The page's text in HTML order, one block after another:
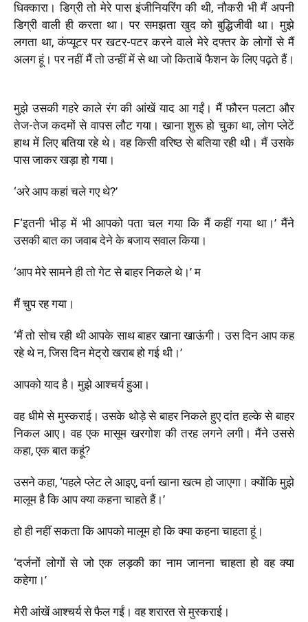
धिक्कारा। डिग्री तो मेरे पास इंजीनियरिंग की थी, नौकरी भी मैं अपनी
डिग्री वाली ही करता था। पर समझता खुद को बुद्धिजीवी था। मुझे
लगता था, कंप्यूटर पर खटर-पटर करने वाले मेरे दफ्तर के लोगों से मैं
अलग हूं। पर नहीं मैं तो उन्हीं में से था जो किताबें फैशन के लिए पढ़ते हैं।
मुझे उसकी गहरे काले रंग की आंखें याद आ गईं। मैं फौरन पलटा और
तेज-तेज कदमों से वापस लौट गया। खाना शुरू हो चुका था, लोग प्लेटें
हाथ में लिए बतिया रहे थे। वह किसी वरिष्ठ से बतिया रही थी। मैं उसके
पास जाकर खड़ा हो गया।
‘अरे आप कहां चले गए थे?’
F‘इतनी भीड़ में भी आपको पता चल गया कि मैं कहीं गया था।’ मैंने
उसकी बात का जवाब देने के बजाय सवाल किया।
‘आप मेरे सामने ही तो गेट से बाहर निकले थे।’ म
मैं चुप रह गया।
‘मैं तो सोच रही थी आपके साथ बाहर खाना खाऊंगी। उस दिन आप कह
रहे थे न, जिस दिन मेट्रो खराब हो गई थी।’
आपको याद है। मुझे आश्चर्य हुआ।
वह धीमे से मुस्कराई। उसके थोड़े से बाहर निकले हुए दांत हल्के से बाहर
निकल आए। वह एक मासूम खरगोश की तरह लगने लगी। मैंने उससे
कहा, एक बात कहूं?
उसने कहा, ‘पहले प्लेट ले आइए, वर्ना खाना खत्म हो जाएगा। क्योंकि मुझे
मालूम है कि आप क्या कहना चाहते हैं।’
हो ही नहीं सकता कि आपको मालूम हो कि क्या कहना चाहता हूं।
‘दर्जनों लोगों से जो एक लड़की का नाम जानना चाहता हो वह क्या
कहेगा।’
मेरी आंखें आश्चर्य से फैल गईं। वह शरारत से मुस्कराई।